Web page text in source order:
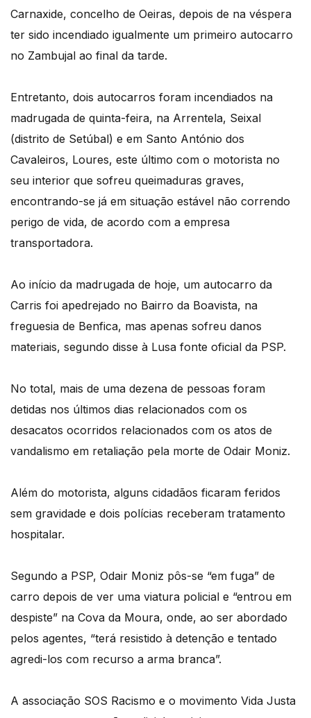
Carnaxide, concelho de Oeiras, depois de na véspera
ter sido incendiado igualmente um primeiro autocarro
no Zambujal ao final da tarde.
Entretanto, dois autocarros foram incendiados na
madrugada de quinta-feira, na Arrentela, Seixal
(distrito de Setúbal) e em Santo António dos
Cavaleiros, Loures, este último com o motorista no
seu interior que sofreu queimaduras graves,
encontrando-se já em situação estável não correndo
perigo de vida, de acordo com a empresa
transportadora.
Ao início da madrugada de hoje, um autocarro da
Carris foi apedrejado no Bairro da Boavista, na
freguesia de Benfica, mas apenas sofreu danos
materiais, segundo disse à Lusa fonte oficial da PSP.
No total, mais de uma dezena de pessoas foram
detidas nos últimos dias relacionados com os
desacatos ocorridos relacionados com os atos de
vandalismo em retaliação pela morte de Odair Moniz.
Além do motorista, alguns cidadãos ficaram feridos
sem gravidade e dois polícias receberam tratamento
hospitalar.
Segundo a PSP, Odair Moniz pôs-se “em fuga” de
carro depois de ver uma viatura policial e “entrou em
despiste” na Cova da Moura, onde, ao ser abordado
pelos agentes, “terá resistido à detenção e tentado
agredi-los com recurso a arma branca”.
A associação SOS Racismo e o movimento Vida Justa